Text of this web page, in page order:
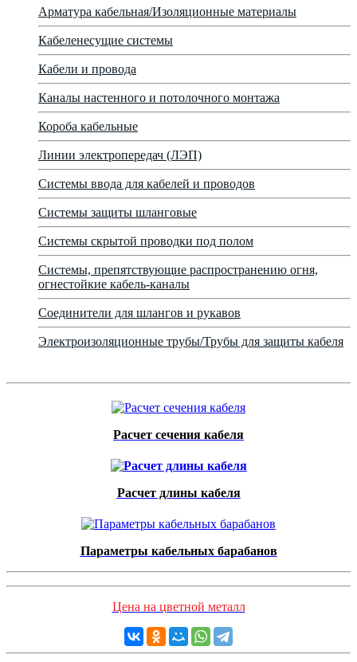
Арматура кабельная/Изоляционные материалы
Кабеленесущие системы
Кабели и провода
Каналы настенного и потолочного монтажа
Короба кабельные
Линии электропередач (ЛЭП)
Системы ввода для кабелей и проводов
Системы защиты шланговые
Системы скрытой проводки под полом
Системы, препятствующие распространению огня,
огнестойкие кабель-каналы
Соединители для шлангов и рукавов
Электроизоляционные трубы/Трубы для защиты кабеля
Расчет сечения кабеля
Расчет длины кабеля
Параметры кабельных барабанов
Цена на цветной металл